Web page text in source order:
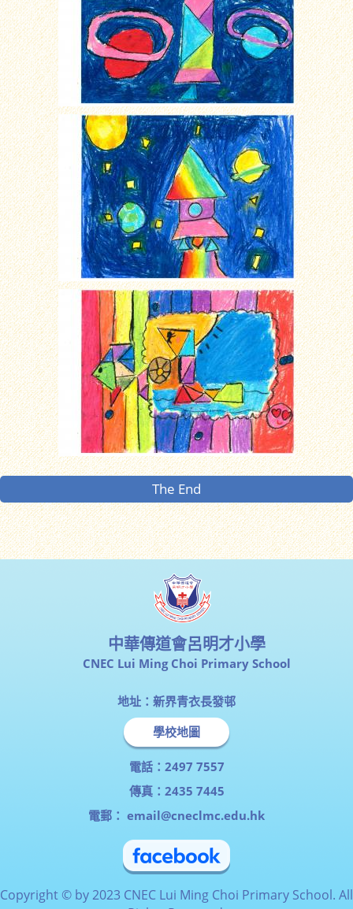
The End
中華傳道會呂明才小學
CNEC Lui Ming Choi Primary School
地址：新界青衣長發邨
學校地圖
電話：2497 7557
傳真：2435 7445
email@cneclmc.edu.hk
Copyright © by 2023 CNEC Lui Ming Choi Primary School. All
Rights Reserved.
Powered bymyID ltd.